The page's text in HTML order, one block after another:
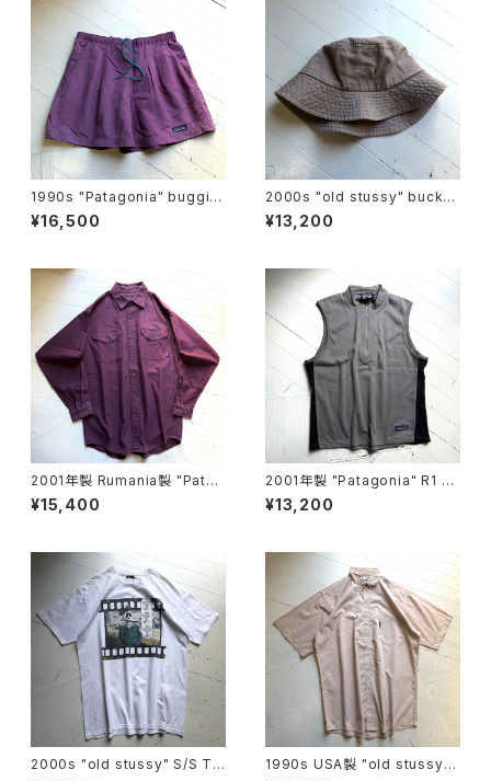
1990s "Patagonia" buggie
s shorts
¥16,500
2000s "old stussy" bucket
hat
¥13,200
2001年製 Rumania製 "Patag
onia" stretch work shirt
¥15,400
2001年製 "Patagonia" R1 Fl
ash vest
¥13,200
2000s "old stussy" S/S T-
1990s USA製 "old stussy"